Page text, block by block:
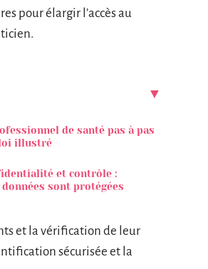
pour élargir l’accès au
de santé pas à pas
illustré
et contrôle :
sont protégées
et la vérification de leur
sécurisée et la